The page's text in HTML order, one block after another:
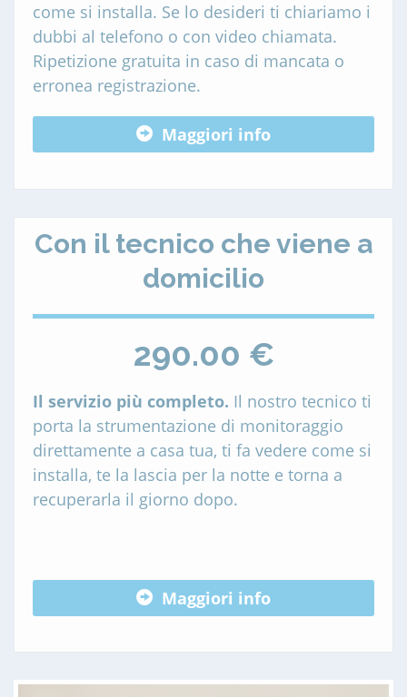
come si installa. Se lo desideri ti chiariamo i
dubbi al telefono o con video chiamata.
Ripetizione gratuita in caso di mancata o
erronea registrazione.
Maggiori info
Con il tecnico che viene a
domicilio
290.00 €
Il servizio più completo. Il nostro tecnico ti
porta la strumentazione di monitoraggio
direttamente a casa tua, ti fa vedere come si
installa, te la lascia per la notte e torna a
recuperarla il giorno dopo.
Maggiori info